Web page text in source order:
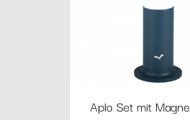
Aplo Set mit